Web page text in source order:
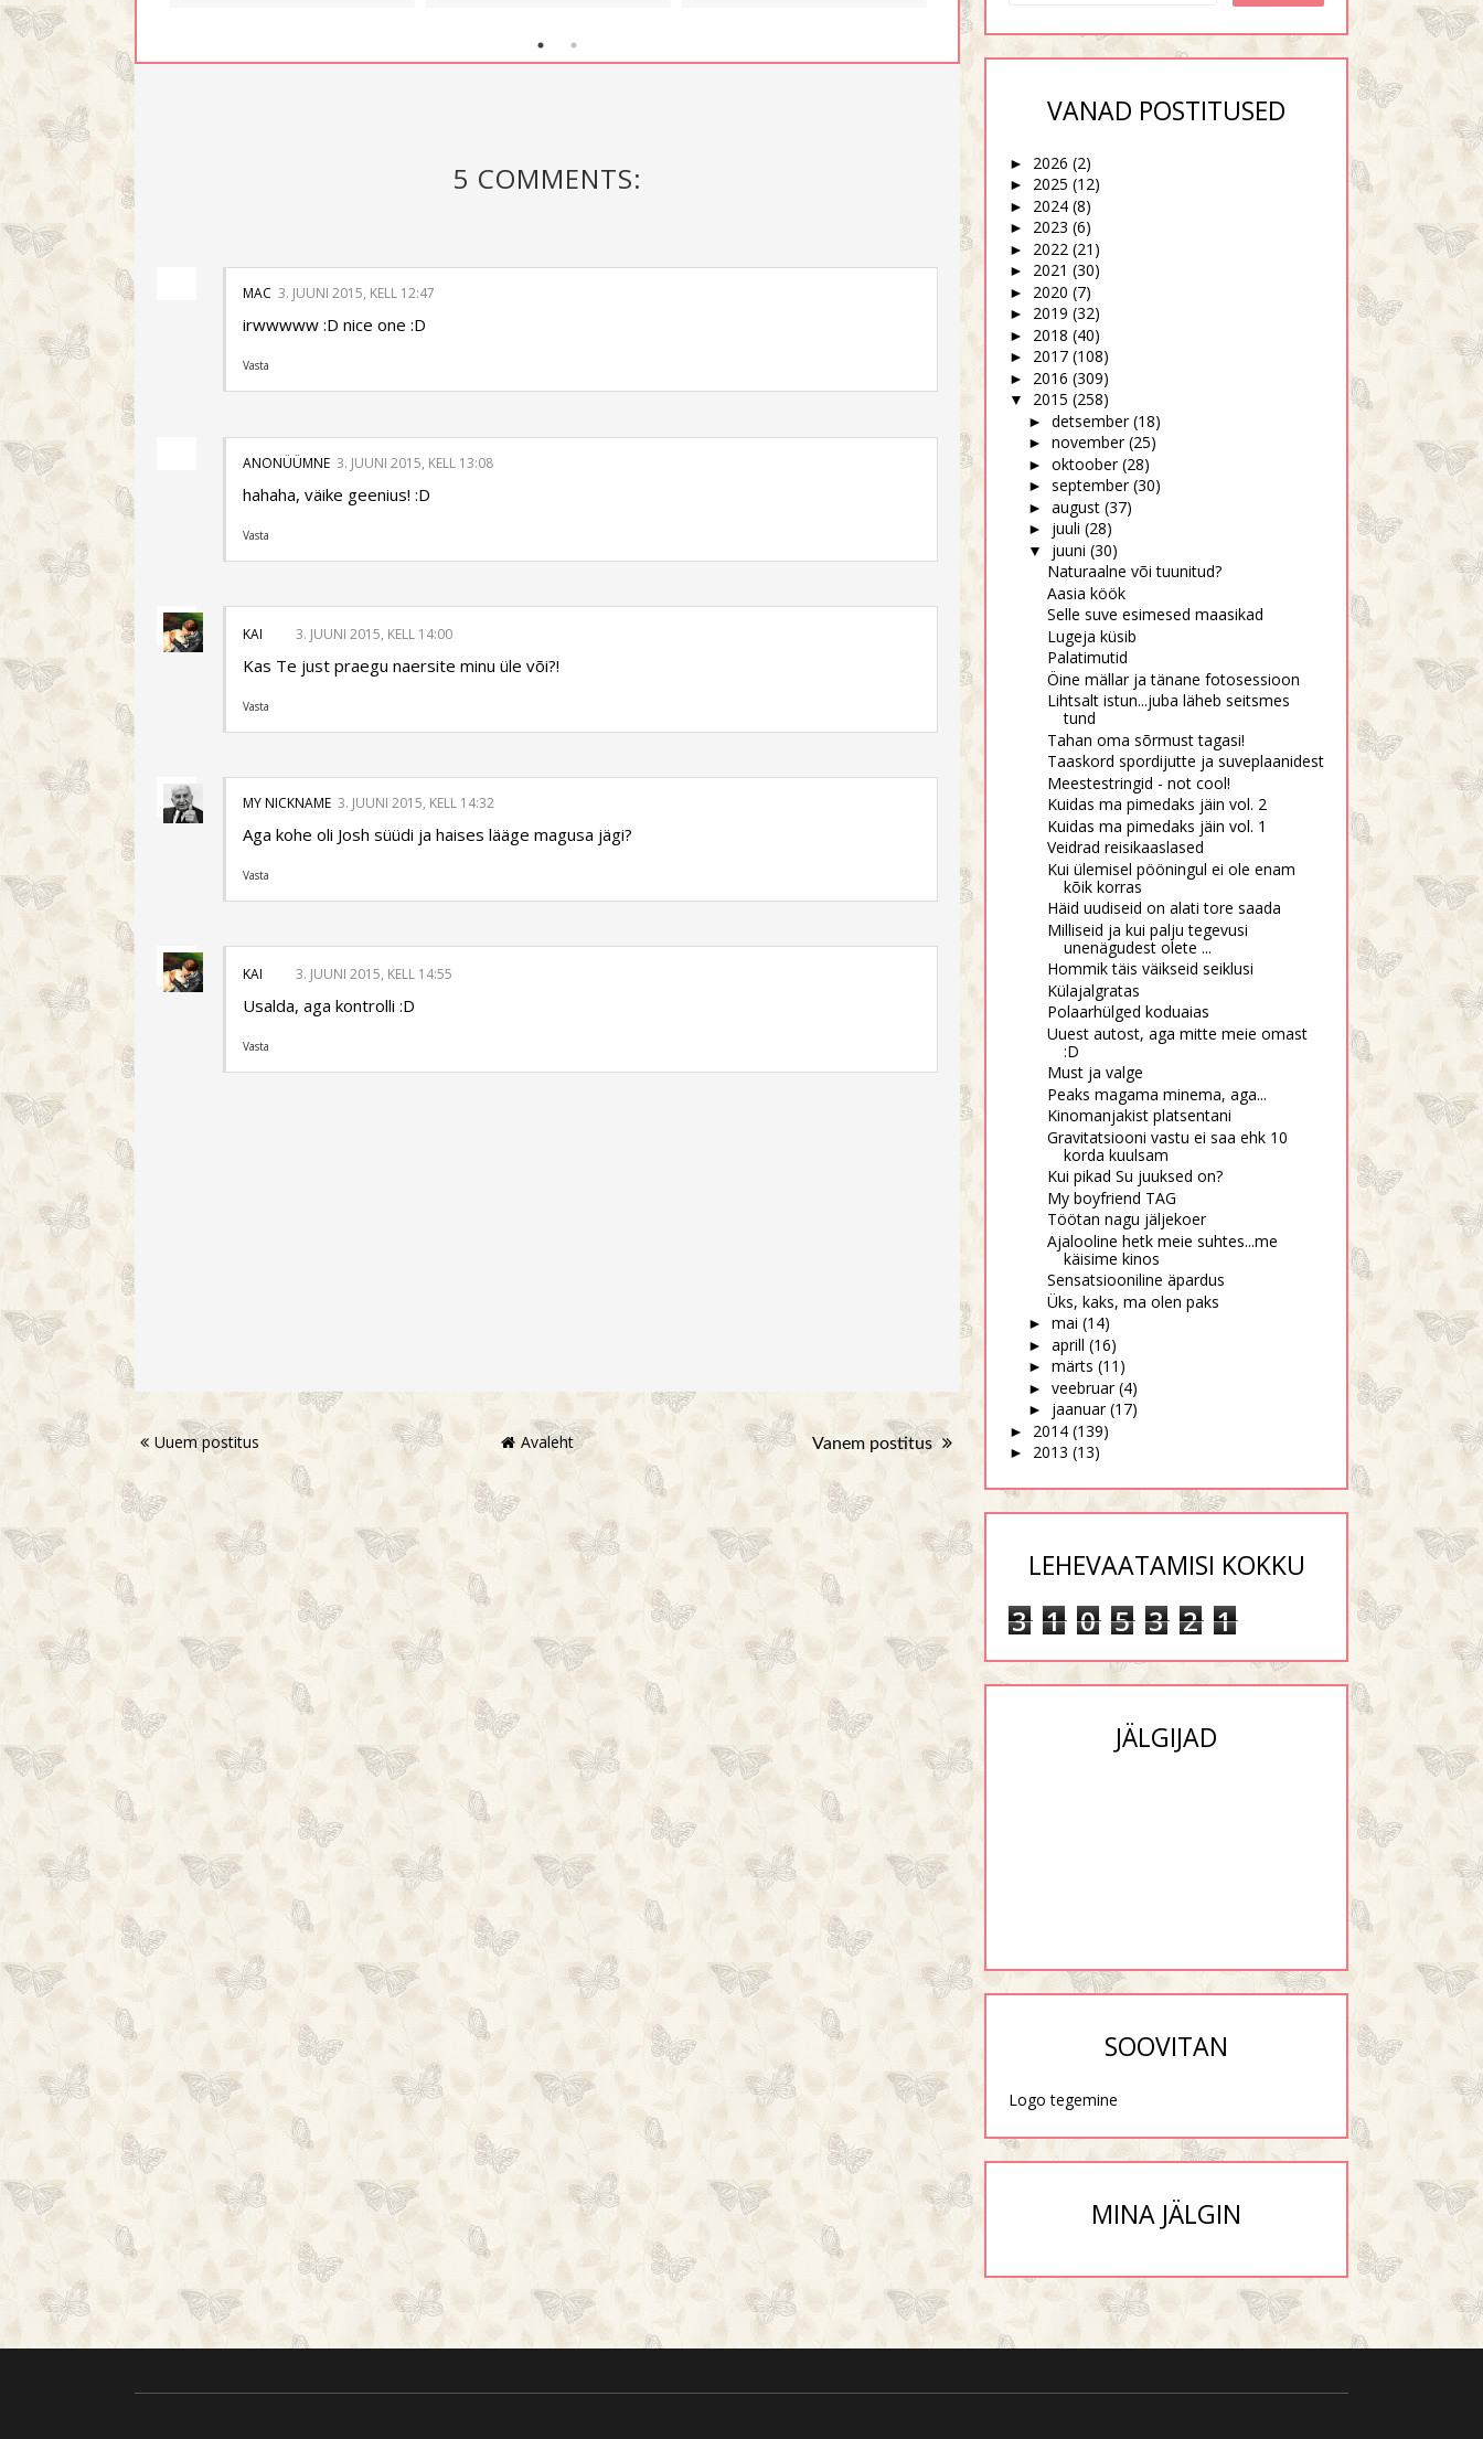
5 COMMENTS:
MAC 3. JUUNI 2015, KELL 12:47
irwwwww :D nice one :D
Vasta
ANONÜÜMNE 3. JUUNI 2015, KELL 13:08
hahaha, väike geenius! :D
Vasta
KAI 3. JUUNI 2015, KELL 14:00
Kas Te just praegu naersite minu üle või?!
Vasta
MY NICKNAME 3. JUUNI 2015, KELL 14:32
Aga kohe oli Josh süüdi ja haises lääge magusa jägi?
Vasta
KAI 3. JUUNI 2015, KELL 14:55
Usalda, aga kontrolli :D
Vasta
Uuem postitus Vanem postitus
Avaleht
VANAD POSTITUSED
► 2026 (2)
► 2025 (12)
► 2024 (8)
► 2023 (6)
► 2022 (21)
► 2021 (30)
► 2020 (7)
► 2019 (32)
► 2018 (40)
► 2017 (108)
► 2016 (309)
▼ 2015 (258)
► detsember (18)
► november (25)
► oktoober (28)
► september (30)
► august (37)
► juuli (28)
▼ juuni (30)
Naturaalne või tuunitud?
Aasia köök
Selle suve esimesed maasikad
Lugeja küsib
Palatimutid
Öine mällar ja tänane fotosessioon
Lihtsalt istun...juba läheb seitsmes
tund
Tahan oma sõrmust tagasi!
Taaskord spordijutte ja suveplaanidest
Meestestringid - not cool!
Kuidas ma pimedaks jäin vol. 2
Kuidas ma pimedaks jäin vol. 1
Veidrad reisikaaslased
Kui ülemisel pööningul ei ole enam
kõik korras
Häid uudiseid on alati tore saada
Milliseid ja kui palju tegevusi
unenägudest olete ...
Hommik täis väikseid seiklusi
Külajalgratas
Polaarhülged koduaias
Uuest autost, aga mitte meie omast
:D
Must ja valge
Peaks magama minema, aga...
Kinomanjakist platsentani
Gravitatsiooni vastu ei saa ehk 10
korda kuulsam
Kui pikad Su juuksed on?
My boyfriend TAG
Töötan nagu jäljekoer
Ajalooline hetk meie suhtes...me
käisime kinos
Sensatsiooniline äpardus
Üks, kaks, ma olen paks
► mai (14)
► aprill (16)
► märts (11)
► veebruar (4)
► jaanuar (17)
► 2014 (139)
► 2013 (13)
LEHEVAATAMISI KOKKU
3 1 0 5 3 2 1
JÄLGIJAD
SOOVITAN
Logo tegemine
MINA JÄLGIN